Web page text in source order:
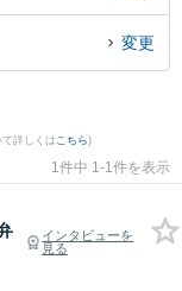
変更
詳しくは こちら)
1件中 1-1件を表示
インタビューを
見る